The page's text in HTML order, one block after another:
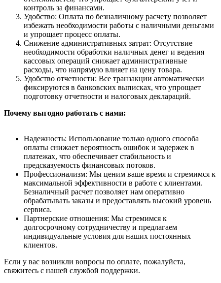
контроль за финансами.
Удобство: Оплата по безналичному расчету позволяет
избежать необходимости работы с наличными деньгами
и упрощает процесс оплаты.
Снижение административных затрат: Отсутствие
необходимости обработки наличных денег и ведения
кассовых операций снижает административные
расходы, что напрямую влияет на цену товара.
Удобство отчетности: Все транзакции автоматически
фиксируются в банковских выписках, что упрощает
подготовку отчетности и налоговых деклараций.
Почему выгодно работать с нами:
Надежность: Использование только одного способа
оплаты снижает вероятность ошибок и задержек в
платежах, что обеспечивает стабильность и
предсказуемость финансовых потоков.
Профессионализм: Мы ценим ваше время и стремимся к
максимальной эффективности в работе с клиентами.
Безналичный расчет позволяет нам оперативно
обрабатывать заказы и предоставлять высокий уровень
сервиса.
Партнерские отношения: Мы стремимся к
долгосрочному сотрудничеству и предлагаем
индивидуальные условия для наших постоянных
клиентов.
Если у вас возникли вопросы по оплате, пожалуйста,
свяжитесь с нашей службой поддержки.